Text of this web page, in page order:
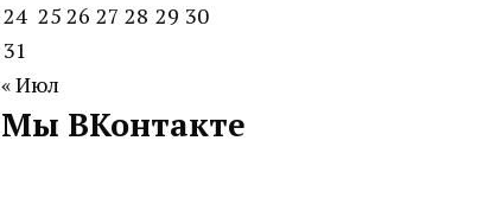
24 25 26 27 28 29 30
31
« Июл
Мы ВКонтакте